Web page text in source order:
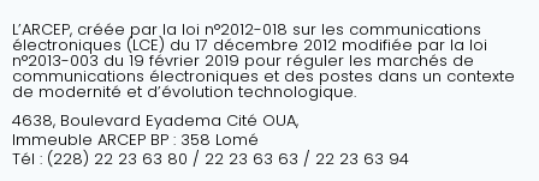
L’ARCEP, créée par la loi n°2012-018 sur les communications
électroniques (LCE) du 17 décembre 2012 modifiée par la loi
n°2013-003 du 19 février 2019 pour réguler les marchés de
communications électroniques et des postes dans un contexte
de modernité et d’évolution technologique.
4638, Boulevard Eyadema Cité OUA,
Immeuble ARCEP BP : 358 Lomé
Tél : (228) 22 23 63 80 / 22 23 63 63 / 22 23 63 94